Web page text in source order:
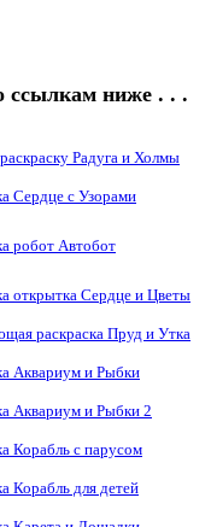
ссылкам ниже . . .
Радуга и Холмы
Сердце с Узорами
робот Автобот
открытка Сердце и Цветы
раскраска Пруд и Утка
Аквариум и Рыбки
Аквариум и Рыбки 2
Корабль с парусом
Корабль для детей